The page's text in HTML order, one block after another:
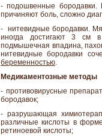
- подошвенные бородавки.
причиняют боль, сложно
- нитевидные бородавки.
иногда достигают 3 см
подмышечная впадина,
нитевидные бородавки
беременностью.
Медикаментозные методы
- противовирусные
бородавок;
- разрушающая
различные кислоты в
ретиноевой кислоты;